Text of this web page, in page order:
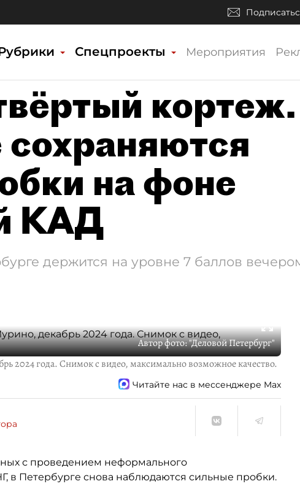
Спецпроекты Мероприятия
сохраняются
на фоне
КАД
держится на уровне 7 баллов
Автор фото:"Деловой Петербург"
2024 года. Снимок с видео, максимально возможное качество.
Читайте нас в мессенджере Max
с проведением неформального
в Петербурге снова наблюдаются сильные пробки.